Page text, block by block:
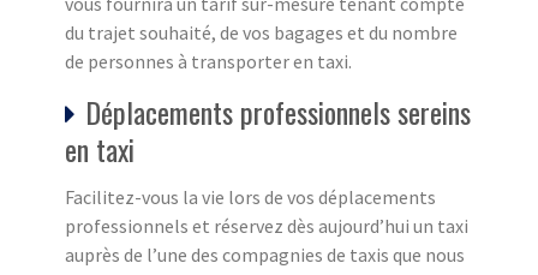
du trajet souhaité, de vos bagages et du nombre
de personnes à transporter en taxi.
Déplacements professionnels sereins
en taxi
Facilitez-vous la vie lors de vos déplacements
professionnels et réservez dès aujourd’hui un taxi
auprès de l’une des compagnies de taxis que nous